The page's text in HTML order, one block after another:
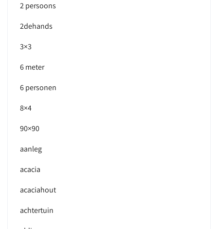
2 persoons
2dehands
3×3
6 meter
6 personen
8×4
90×90
aanleg
acacia
acaciahout
achtertuin